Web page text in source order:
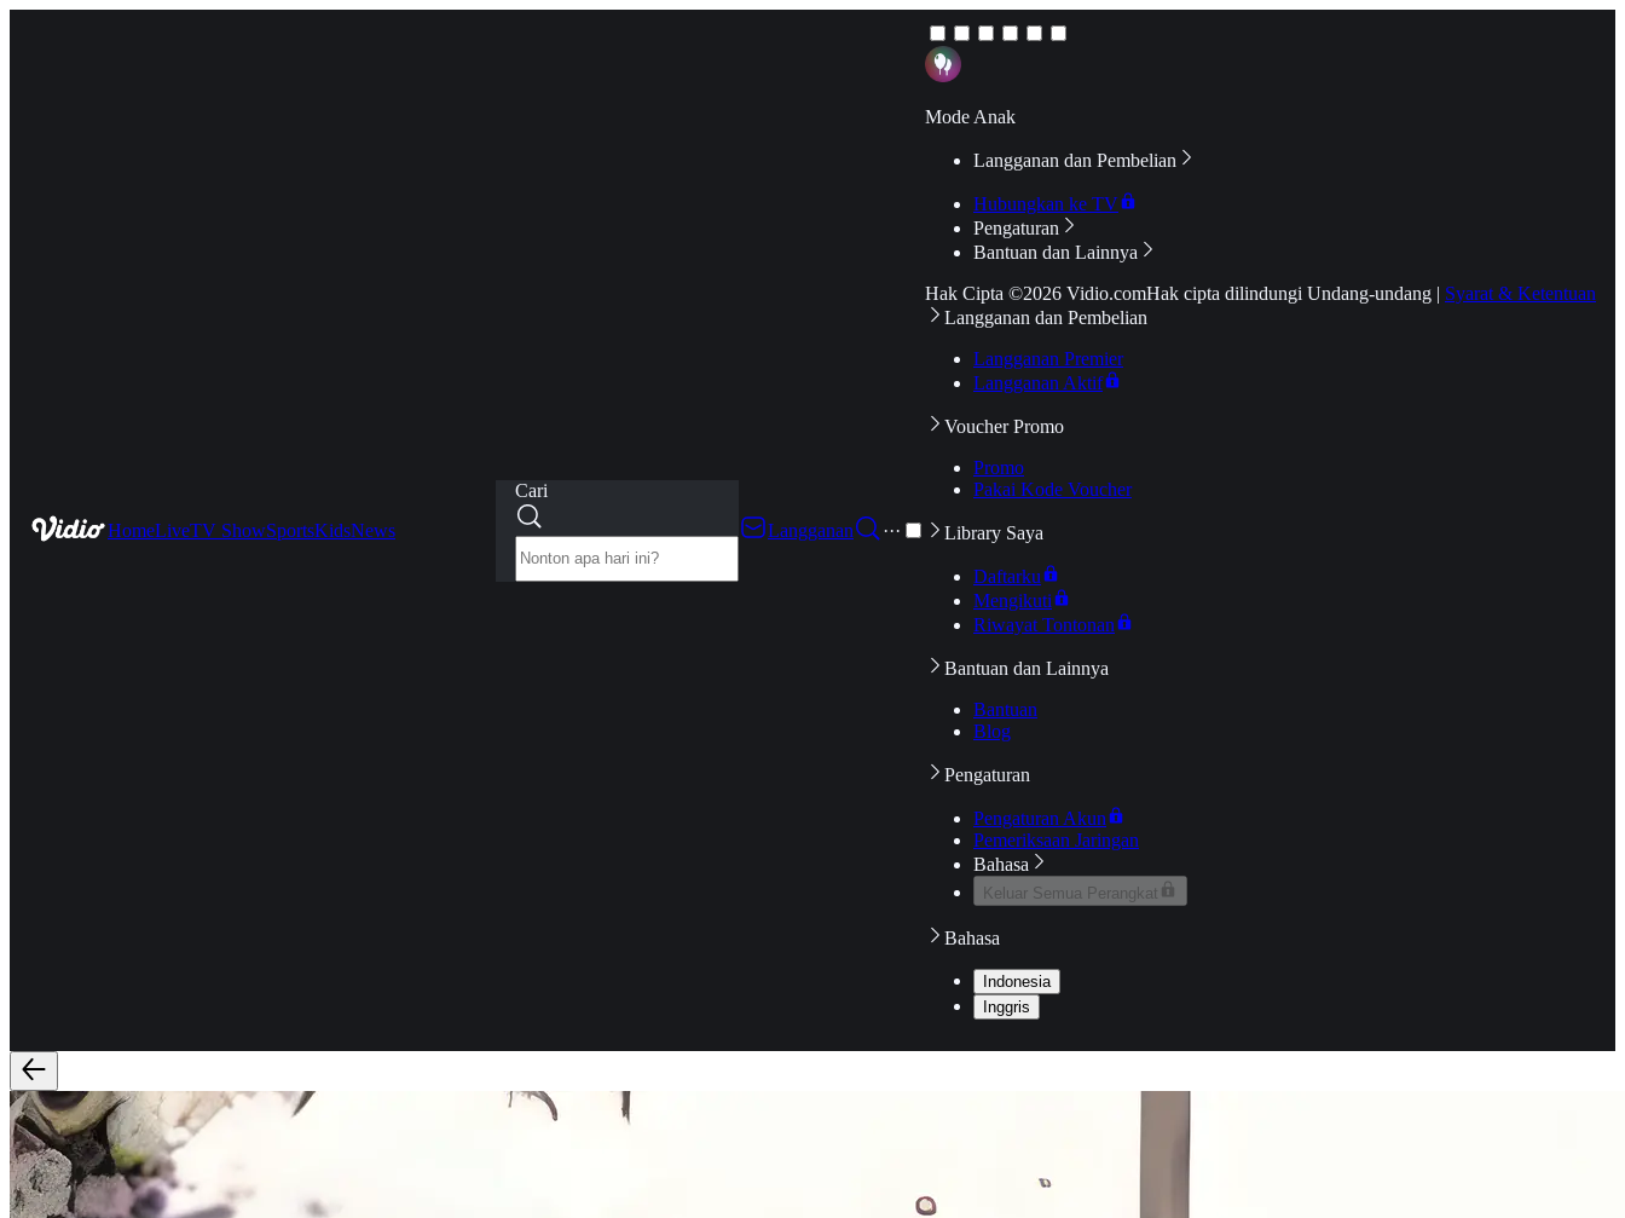
HomeLiveTV ShowSportsKidsNews
Cari
Langganan
···
Mode Anak
Langganan dan Pembelian
Hubungkan ke TV
Pengaturan
Bantuan dan Lainnya
Hak Cipta ©2026 Vidio.comHak cipta dilindungi Undang-undang | Syarat & Ketentuan
Langganan dan Pembelian
Langganan Premier
Langganan Aktif
Voucher Promo
Promo
Pakai Kode Voucher
Library Saya
Daftarku
Mengikuti
Riwayat Tontonan
Bantuan dan Lainnya
Bantuan
Blog
Pengaturan
Pengaturan Akun
Pemeriksaan Jaringan
Bahasa
Keluar Semua Perangkat
Bahasa
Indonesia
Inggris